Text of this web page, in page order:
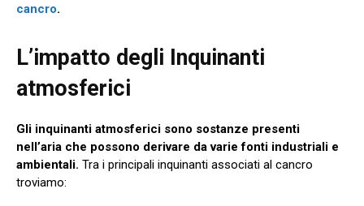
cancro.
L’impatto degli Inquinanti
atmosferici
Gli inquinanti atmosferici sono sostanze presenti
nell’aria che possono derivare da varie fonti industriali e
ambientali. Tra i principali inquinanti associati al cancro
troviamo: